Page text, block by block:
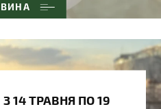
14 ТРАВНЯ ПО 19